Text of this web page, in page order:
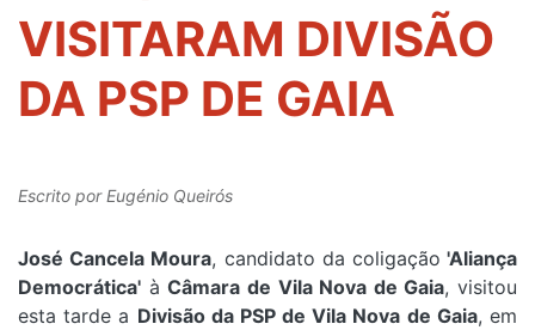
VISITARAM DIVISÃO
DA PSP DE GAIA
Escrito porEugénio Queirós
José Cancela Moura, candidato da coligação 'Aliança
Democrática' àCâmara de Vila Nova de Gaia, visitou
esta tarde a Divisão da PSP de Vila Nova de Gaia, em